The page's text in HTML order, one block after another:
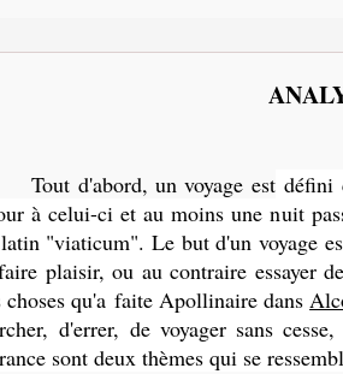
d'abord, un voyage estdéfini
à celui-ci et au moins une nuit
"viaticum". Le but d'un voyage
plaisir, ou au contraire essayer
choses qu'a faite Apollinaire dans
d'errer, de voyager sans
sont deux thèmes qui se